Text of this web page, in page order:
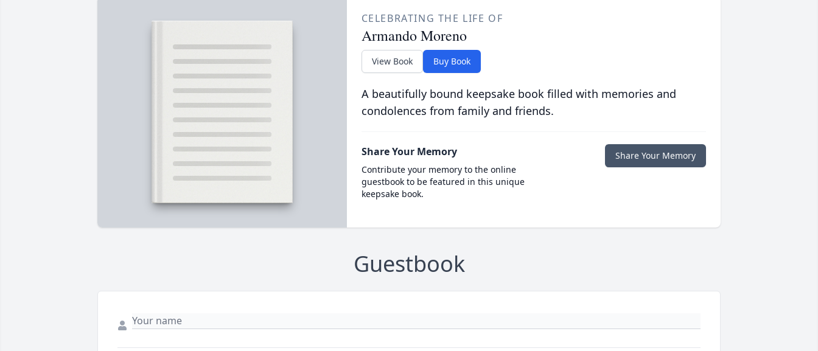
CELEBRATING THE LIFE OF
Armando Moreno
View Book Buy Book
A beautifully bound keepsake book filled with memories and
condolences from family and friends.
Share Your Memory
Contribute your memory to the online
guestbook to be featured in this unique
keepsake book.
Share Your Memory
Guestbook